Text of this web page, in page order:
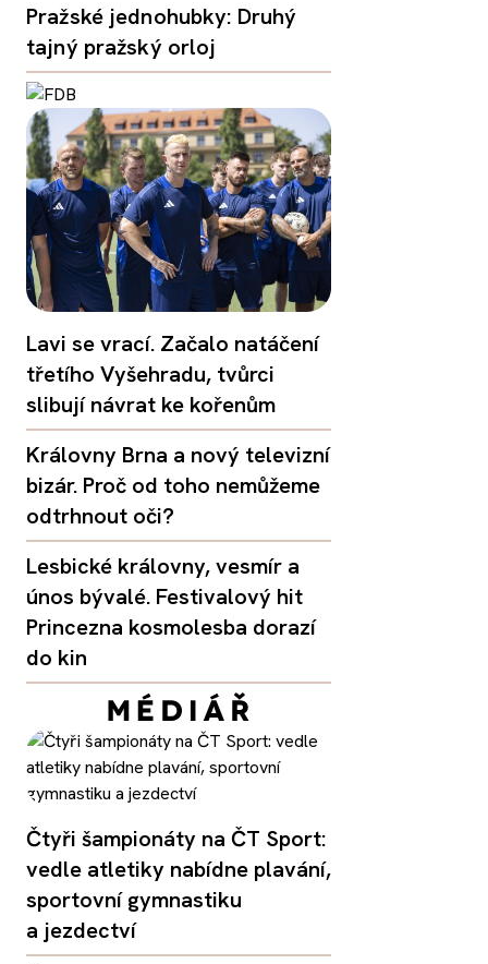
Pražské jednohubky: Druhý
tajný pražský orloj
Lavi se vrací. Začalo natáčení
třetího Vyšehradu, tvůrci
slibují návrat ke kořenům
Královny Brna a nový televizní
bizár. Proč od toho nemůžeme
odtrhnout oči?
Lesbické královny, vesmír a
únos bývalé. Festivalový hit
Princezna kosmolesba dorazí
do kin
Čtyři šampionáty na ČT Sport:
vedle atletiky nabídne plavání,
sportovní gymnastiku
a jezdectví